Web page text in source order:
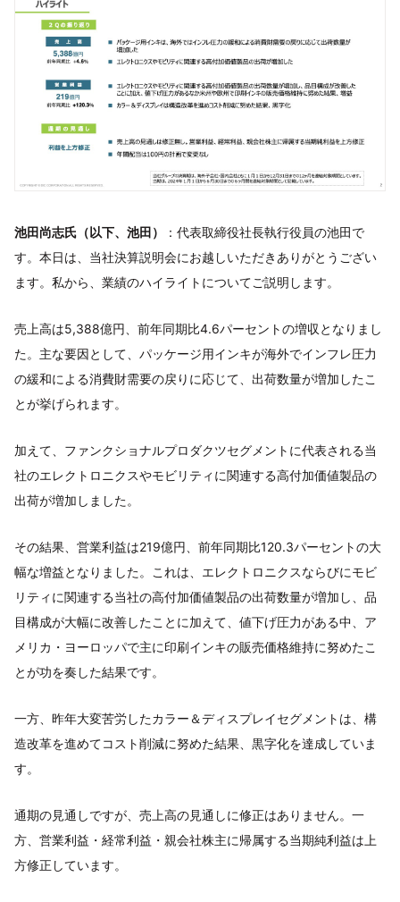
池田尚志氏（以下、池田）
：代表取締役社長執行役員の池田で
す。本日は、当社決算説明会にお越しいただきありがとうござい
ます。私から、業績のハイライトについてご説明します。
売上高は5,388億円、前年同期比4.6パーセントの増収となりまし
た。主な要因として、パッケージ用インキが海外でインフレ圧力
の緩和による消費財需要の戻りに応じて、出荷数量が増加したこ
とが挙げられます。
加えて、ファンクショナルプロダクツセグメントに代表される当
社のエレクトロニクスやモビリティに関連する高付加価値製品の
出荷が増加しました。
その結果、営業利益は219億円、前年同期比120.3パーセントの大
幅な増益となりました。これは、エレクトロニクスならびにモビ
リティに関連する当社の高付加価値製品の出荷数量が増加し、品
目構成が大幅に改善したことに加えて、値下げ圧力がある中、ア
メリカ・ヨーロッパで主に印刷インキの販売価格維持に努めたこ
とが功を奏した結果です。
一方、昨年大変苦労したカラー＆ディスプレイセグメントは、構
造改革を進めてコスト削減に努めた結果、黒字化を達成していま
す。
通期の見通しですが、売上高の見通しに修正はありません。一
方、営業利益・経常利益・親会社株主に帰属する当期純利益は上
方修正しています。